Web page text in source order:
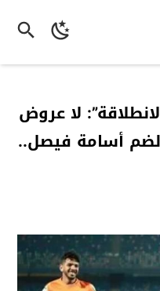
لا عروض
لضم أسامة فيصل..